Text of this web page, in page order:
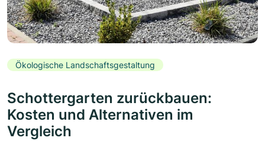
Ökologische Landschaftsgestaltung
Schottergarten zurückbauen:
Kosten und Alternativen im
Vergleich